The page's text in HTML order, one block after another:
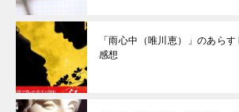
「雨心中（唯川恵）」のあら
感想